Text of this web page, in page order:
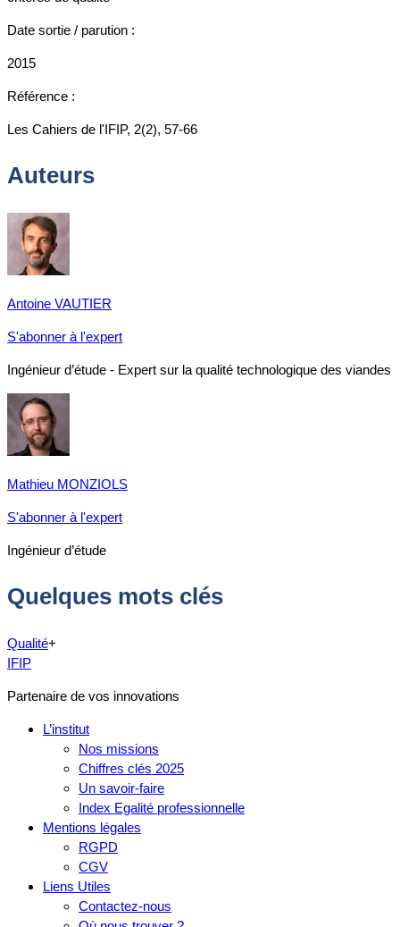
Date sortie / parution :
2015
Référence :
Les Cahiers de l'IFIP, 2(2), 57-66
Auteurs
Antoine VAUTIER
S'abonner à l'expert
Ingénieur d’étude - Expert sur la qualité technologique des viandes
Mathieu MONZIOLS
S'abonner à l'expert
Ingénieur d’étude
Quelques mots clés
Qualité+
IFIP
Partenaire de vos innovations
L’institut
Nos missions
Chiffres clés 2025
Un savoir-faire
Index Egalité professionnelle
Mentions légales
RGPD
CGV
Liens Utiles
Contactez-nous